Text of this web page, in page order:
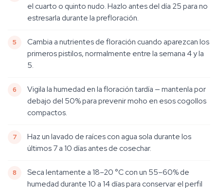
el cuarto o quinto nudo. Hazlo antes del día 25 para no
estresarla durante la prefloración.
Cambia a nutrientes de floración cuando aparezcan los
primeros pistilos, normalmente entre la semana 4 y la
5.
Vigila la humedad en la floración tardía — mantenla por
debajo del 50% para prevenir moho en esos cogollos
compactos.
Haz un lavado de raíces con agua sola durante los
últimos 7 a 10 días antes de cosechar.
Seca lentamente a 18–20 °C con un 55–60% de
humedad durante 10 a 14 días para conservar el perfil